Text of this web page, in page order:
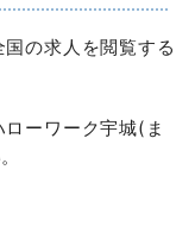
の求人を閲覧する
ーワーク宇城(ま